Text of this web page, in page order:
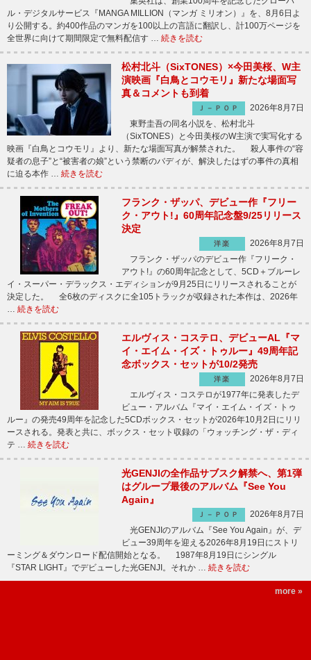
ル・デジタルサービス『MANGA MILLION（マンガ ミリオン）』を、8月6日よ
り公開する。約400作品のマンガを100以上の言語に翻訳し、計100万ページを
全世界に向けて期間限定で無料配信す … 続きを読む
松村北斗（SixTONES）×今田美桜、W主
演映画『白鳥とコウモリ』新たな場面写
真＆コメントも到着
Ｊ－ＰＯＰ
2026年8月7日
東野圭吾の同名小説を、松村北斗
（SixTONES）と今田美桜のW主演で実写化する
映画『白鳥とコウモリ』より、新たな場面写真が解禁された。 殺人事件の“容
疑者の息子”と“被害者の娘”という禁断のバディが、解決したはずの事件の真相
に迫る本作 … 続きを読む
フランク・ザッパ、デビュー作『フリー
ク・アウト!』60周年記念盤9/25リリース
決定
洋楽
2026年8月7日
フランク・ザッパのデビュー作『フリーク・
アウト!』の60周年記念として、5CD＋ブルーレ
イ・スーパー・デラックス・エディションが9月25日にリリースされることが
決定した。 全6枚のディスクに全105トラックが収録された本作は、2026年
… 続きを読む
エルヴィス・コステロ、デビューAL『マ
イ・エイム・イズ・トゥルー』49周年記
念ボックス・セットが10/2発売
洋楽
2026年8月7日
エルヴィス・コステロが1977年に発表したデ
ビュー・アルバム『マイ・エイム・イズ・トゥ
ルー』の発売49周年を記念した5CDボックス・セットが2026年10月2日にリリ
ースされる。発表と共に、ボックス・セット収録の「ウォッチング・ザ・ディ
テ … 続きを読む
光GENJIの全作品サブスク解禁へ、第1弾
はグループ最後のアルバム『See You
Again』
Ｊ－ＰＯＰ
2026年8月7日
光GENJIのアルバム『See You Again』が、デ
ビュー39周年を迎える2026年8月19日にストリ
ーミング＆ダウンロード配信開始となる。 1987年8月19日にシングル
『STAR LIGHT』でデビューした光GENJI。それか … 続きを読む
more »